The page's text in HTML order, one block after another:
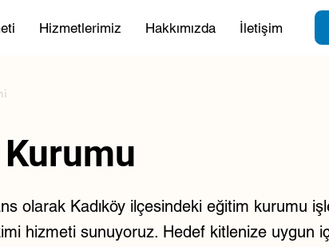
Hizmetlerimiz Hakkımızda İletişim
olarak Kadıköy ilçesindeki eğitim kurumu
hizmeti sunuyoruz. Hedef kitlenize uygun